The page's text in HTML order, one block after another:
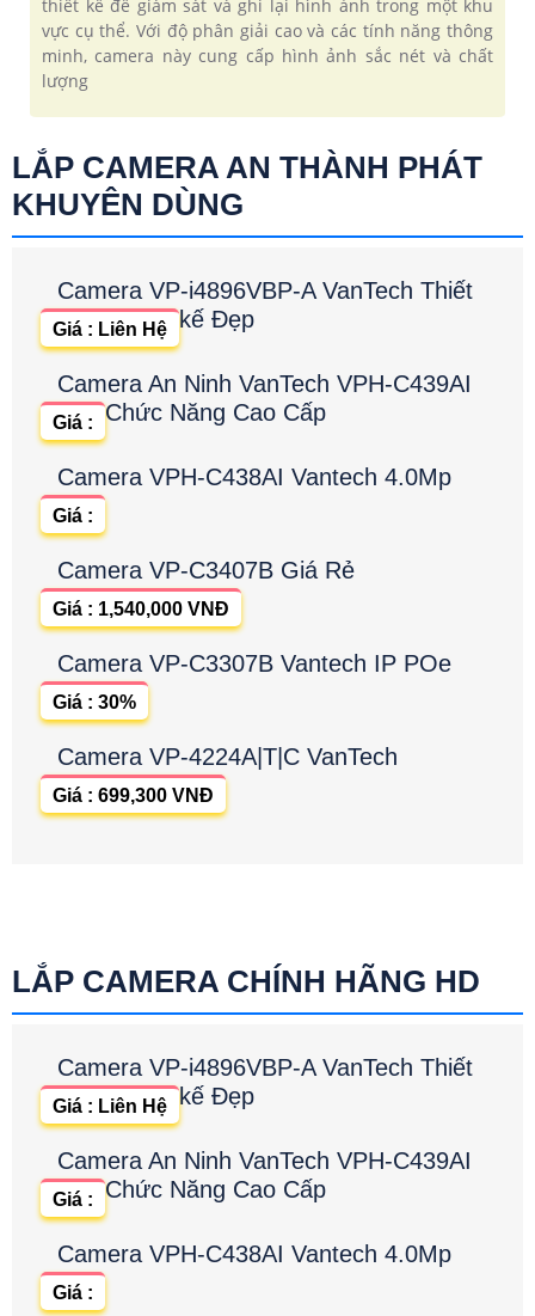
thiết kế để giám sát và ghi lại hình ảnh trong một khu
vực cụ thể. Với độ phân giải cao và các tính năng thông
minh, camera này cung cấp hình ảnh sắc nét và chất
lượng
LẮP CAMERA AN THÀNH PHÁT
KHUYÊN DÙNG
Camera VP-i4896VBP-A VanTech Thiết
kế Đẹp
Giá : Liên Hệ
Camera An Ninh VanTech VPH-C439AI
Chức Năng Cao Cấp
Giá :
Camera VPH-C438AI Vantech 4.0Mp
Giá :
Camera VP-C3407B Giá Rẻ
Giá : 1,540,000 VNĐ
Camera VP-C3307B Vantech IP POe
Giá : 30%
Camera VP-4224A|T|C VanTech
Giá : 699,300 VNĐ
LẮP CAMERA CHÍNH HÃNG HD
Camera VP-i4896VBP-A VanTech Thiết
kế Đẹp
Giá : Liên Hệ
Camera An Ninh VanTech VPH-C439AI
Chức Năng Cao Cấp
Giá :
Camera VPH-C438AI Vantech 4.0Mp
Giá :